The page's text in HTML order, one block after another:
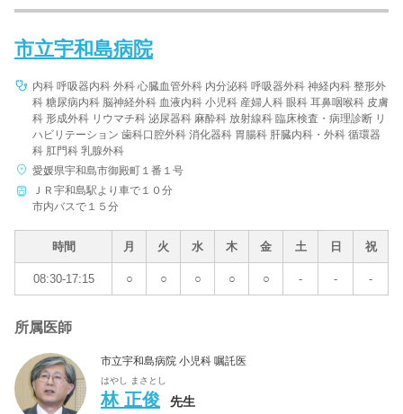
市立宇和島病院
内科 呼吸器内科 外科 心臓血管外科 内分泌科 呼吸器外科 神経内科 整形外
科 糖尿病内科 脳神経外科 血液内科 小児科 産婦人科 眼科 耳鼻咽喉科 皮膚
科 形成外科 リウマチ科 泌尿器科 麻酔科 放射線科 臨床検査・病理診断 リ
ハビリテーション 歯科口腔外科 消化器科 胃腸科 肝臓内科・外科 循環器
科 肛門科 乳腺外科
愛媛県宇和島市御殿町１番１号
ＪＲ宇和島駅より車で１０分
市内バスで１５分
時間 月 火 水 木 金 土 日 祝
08:30-17:15 ○ ○ ○ ○ ○ - - -
所属医師
市立宇和島病院 小児科 嘱託医
はやし まさとし
林 正俊 先生